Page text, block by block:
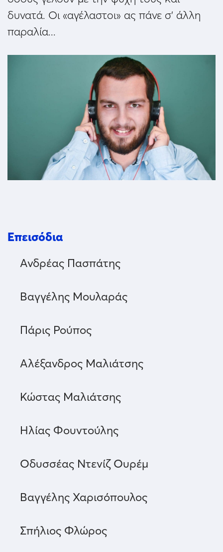
δυνατά. Οι «αγέλαστοι» ας πάνε σ’ άλλη
παραλία...
Επεισόδια
Ανδρέας Πασπάτης
Βαγγέλης Μουλαράς
Πάρις Ρούπος
Αλέξανδρος Μαλιάτσης
Κώστας Μαλιάτσης
Ηλίας Φουντούλης
Οδυσσέας Ντενίζ Ουρέμ
Βαγγέλης Χαρισόπουλος
Σπήλιος Φλώρος